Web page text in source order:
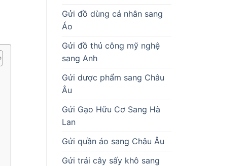
Gửi đồ dùng cá nhân sang
Áo
Gửi đồ thủ công mỹ nghệ
sang Anh
Gửi dược phẩm sang Châu
Âu
Gửi Gạo Hữu Cơ Sang Hà
Lan
Gửi quần áo sang Châu Âu
Gửi trái cây sấy khô sang